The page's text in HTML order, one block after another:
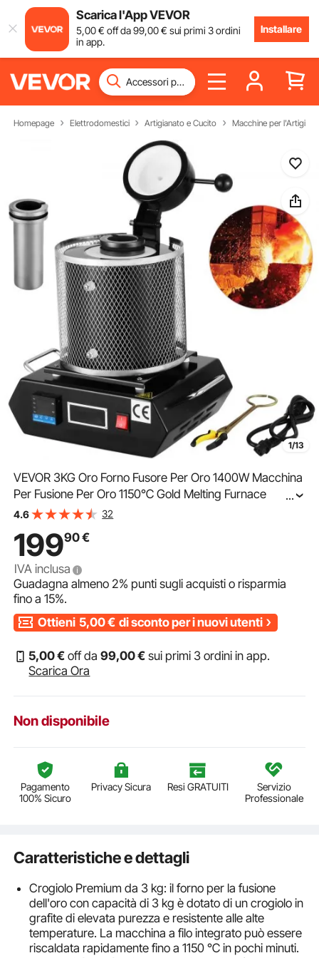
Scarica l'App VEVOR
5,00€ off da99,00€ sui primi 3 ordini
in app.
Installare
Homepage Elettrodomestici Artigianato e Cucito Macchine per
1/13
VEVOR 3KG Oro Forno Fusore Per Oro 1400W Macchina
Per Fusione Per Oro 1150℃ Gold Melting Furnace
Digitale
...
4.6 32
19990€
IVA inclusa
Guadagna almeno2% punti sugli acquisti o risparmia
fino a15%.
Ottieni 5,00€ di sconto per i nuovi utenti
5,00€ off da99,00€ sui primi 3 ordini in app.
Scarica Ora
Non disponibile
Pagamento
100% Sicuro
Privacy Sicura Resi GRATUITI
Servizio
Professionale
Caratteristiche e dettagli
Crogiolo Premium da 3 kg: il forno per la fusione
dell'oro con capacità di 3 kg è dotato di un crogiolo in
grafite di elevata purezza e resistente alle alte
temperature. La macchina a filo integrato può essere
riscaldata rapidamente fino a 1150 ℃ in pochi minuti.